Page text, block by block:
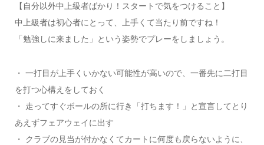
【自分以外中上級者ばかり！スタートで気をつけること】
中上級者は初心者にとって、上手くて当たり前ですね！
「勉強しに来ました」という姿勢でプレーをしましょう。
・ 一打目が上手くいかない可能性が高いので、一番先に二打目
を打つ心構えをしておく
・ 走ってすぐボールの所に行き「打ちます！」と宣言してとり
あえずフェアウェイに出す
・ クラブの見当が付かなくてカートに何度も戻らないように、